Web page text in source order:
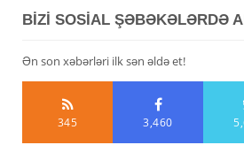
BİZİ SOSİAL ŞƏBƏKƏLƏRDƏ
Ən son xəbərləri ilk sən əldə et!
345 3,460